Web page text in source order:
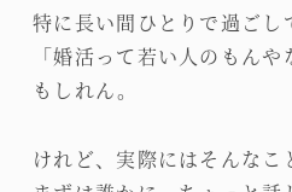
特に長い間ひとりで過ごし
「婚活って若い人のもん
もしれん。
けれど、実際にはそんなこ